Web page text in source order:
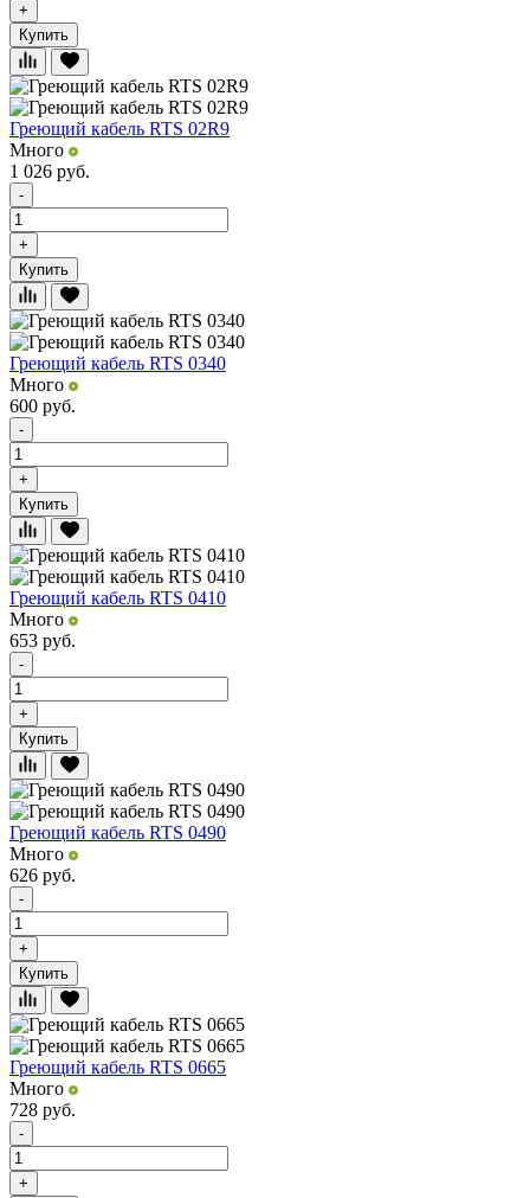
+
Купить
Греющий кабель RTS 02R9
Много
1 026 руб.
-
+
Купить
Греющий кабель RTS 0340
Много
600 руб.
-
+
Купить
Греющий кабель RTS 0410
Много
653 руб.
-
+
Купить
Греющий кабель RTS 0490
Много
626 руб.
-
+
Купить
Греющий кабель RTS 0665
Много
728 руб.
-
+